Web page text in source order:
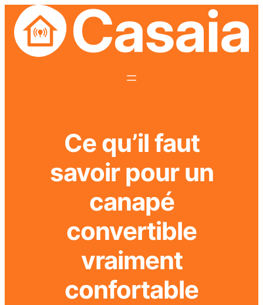
Ce qu’il faut
savoir pour un
canapé
convertible
vraiment
confortable